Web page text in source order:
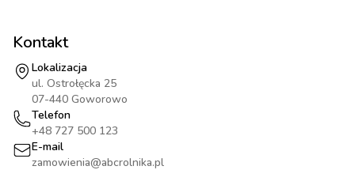
Kontakt
Lokalizacja
ul. Ostrołęcka 25
07-440 Goworowo
Telefon
+48 727 500 123
E-mail
zamowienia@abcrolnika.pl